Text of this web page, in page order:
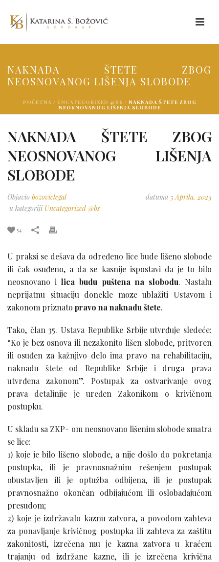
NAKNADA ŠTETE ZBOG
NEOSNOVANOG LIŠENJA SLOBODE
POČETNA / UNCATEGORIZED @BS / NAKNADA ŠTETE ZBOG
NEOSNOVANOG LIŠENJA SLOBODE
NAKNADA ŠTETE ZBOG
NEOSNOVANOG LIŠENJA
SLOBODE
Objavio bozoviclegal datuma 5 Aprila, 2023
u kategoriji Uncategorized @bs
54
U praksi se dešava da određeno lice bude lišeno slobode
ili čak osuđeno, a da se kasnije ispostavi da je to bilo
neosnovano i lica budu puštena na slobodu. Nastalu
neprijatnu situaciju donekle moze ublažiti Ustavom i
zakonom priznato pravo na naknadu štete.
Tako, član 35. Ustava Republike Srbije utvrđuje sledeće:
“Ko je bez osnova ili nezakonito lišen slobode, pritvoren
ili osuđen za kažnjivo delo ima pravo na rehabilitaciju,
naknadu štete od Republike Srbije i druga prava
utvrđena zakonom”. Postupak za ostvarivanje ovog
prava detaljnije je uređen Zakonikom o krivičnom
postupku.
U skladu sa ZKP- om neosnovano lišenim slobode smatra
se lice:
1) koje je bilo lišeno slobode, a nije došlo do pokretanja
postupka, ili je pravnosnažnim rešenjem postupak
obustavljen ili je optužba odbijena, ili je postupak
pravnosnažno okončan odbijajućom ili oslobađajućom
presudom;
2) koje je izdržavalo kaznu zatvora, a povodom zahteva
za ponavljanje krivičnog postupka ili zahteva za zaštitu
zakonitosti, izrečena mu je kazna zatvora u kraćem
trajanju od izdržane kazne, ili je izrečena krivična